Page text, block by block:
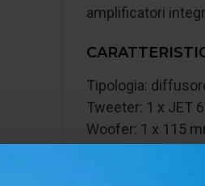
amplificatori
Tipologia:
Tweeter: 1 x JET 6
Woofer: 1 x 115